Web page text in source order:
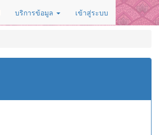
บริการข้อมูล เข้าสู่ระบบ